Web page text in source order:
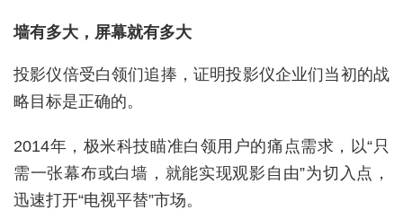
墙有多大，屏幕就有多大
投影仪倍受白领们追捧，证明投影仪企业们当初的战
略目标是正确的。
2014年，极米科技瞄准白领用户的痛点需求，以“只
需一张幕布或白墙，就能实现观影自由”为切入点，
迅速打开“电视平替”市场。